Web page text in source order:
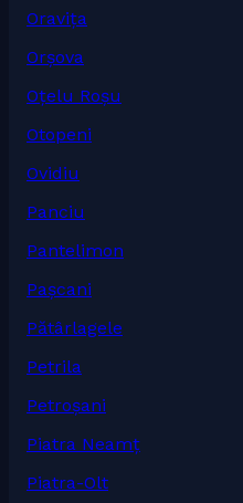
Oravița
Orșova
Oțelu Roșu
Otopeni
Ovidiu
Panciu
Pantelimon
Pașcani
Pătârlagele
Petrila
Petroșani
Piatra Neamț
Piatra-Olt